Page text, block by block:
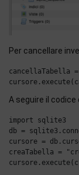
Per cancellare
cancellaTabella
A seguire il codice
import sqlite3
db =
cursore =
creaTabella =